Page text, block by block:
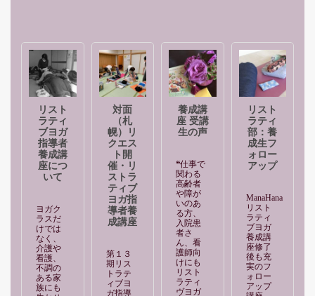
リスト
ラティ
ブヨガ
指導者
養成講
座につ
いて
ヨガク
ラスだ
けでは
なく、
介護や
看護、
不調の
ある家
族にも
対面
（札
幌）リ
クエス
ト開
催・リ
ストラ
ティブ
ヨガ指
導者養
成講座
第１３
期リス
トラテ
ィブヨ
ガ指導
養成講
座 受講
生の声
❝仕事で
関わる
高齢者
や障が
いのあ
る方、
入院患
者さ
ん、看
護師向
けにも
リスト
ラティ
ヴヨガ
リスト
ラティ
部：養
成生フ
ォロー
アップ
ManaHana
リスト
ラティ
ブヨガ
養成講
座修了
後も充
実のフ
ォロー
アップ